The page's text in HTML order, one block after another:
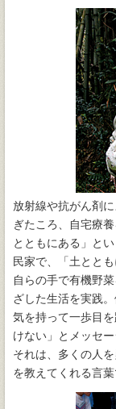
放射線や抗がん剤
ぎたころ、自宅療
とともにある」と
民家で、「土とと
自らの手で有機野
ざした生活を実践
気を持って一歩目
けない」とメッセ
それは、多くの人
を教えてくれる言葉